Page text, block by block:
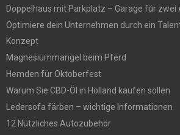
Doppelhaus mit Parkplatz – Garage für zwei
Optimiere dein Unternehmen durch ein
Konzept
Magnesiummangel beim Pferd
Hemden für Oktoberfest
Warum Sie CBD-Öl in Holland kaufen sollen
Ledersofa färben – wichtige Informationen
12 Nützliches Autozubehör